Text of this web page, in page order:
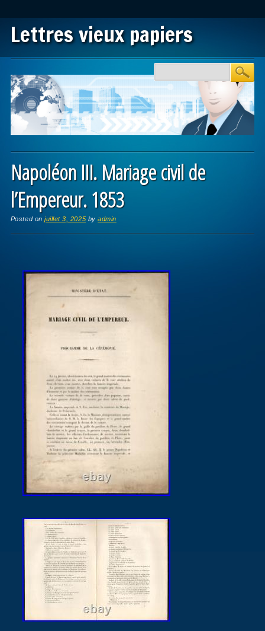
Lettres vieux papiers
Main menu
Napoléon III. Mariage civil de
l’Empereur. 1853
Posted onjuillet 3, 2025 byadmin